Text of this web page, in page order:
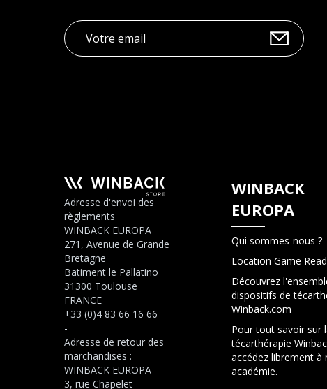
Adresse d'envoi des
règlements
WINBACK EUROPA
271, Avenue de Grande
Bretagne
Batiment le Pallatino
31300 Toulouse
FRANCE
+33 (0)4 83 66 16 66
-
Adresse de retour des
marchandises :
WINBACK EUROPA
3, rue Chapelet
WINBACK
EUROPA
Qui sommes-nous ?
Location Game
Découvrez
dispositifs de
Winback.com
Pour tout savoir sur
técarthérapie
accédez librement à
académie.